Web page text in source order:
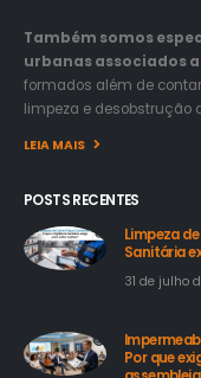
Também somos
urbanas associados a
formados além de
limpeza e desobstrução
LEIA MAIS
POSTS RECENTES
Limpeza
Sanitária
31 de julho
Por que